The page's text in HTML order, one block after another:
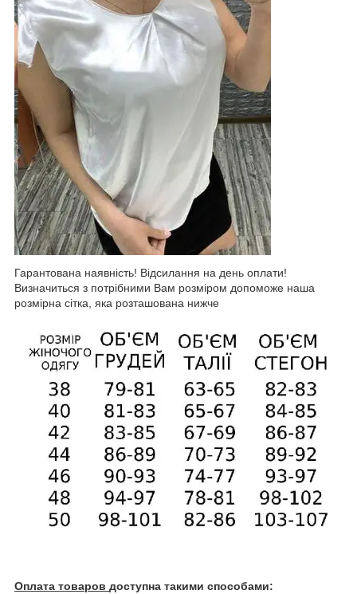
Гарантована наявність! Відсилання на день оплати!
Визначиться з потрібними Вам розміром допоможе наша
розмірна сітка, яка розташована нижче
Оплата товаров доступна такими способами: